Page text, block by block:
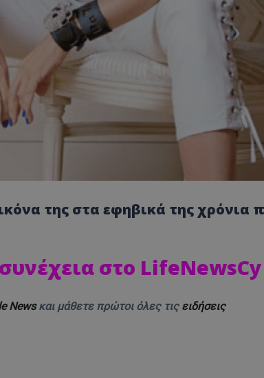
της στα εφηβικά της χρόνια
στο LifeNewsCy
Newsκαι μάθετε πρώτοι όλες τις ειδήσεις